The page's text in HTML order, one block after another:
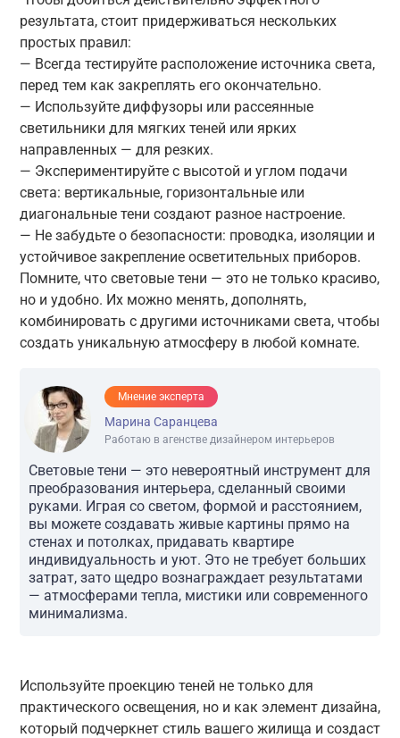
результата, стоит придерживаться нескольких
простых правил:
— Всегда тестируйте расположение источника света,
перед тем как закреплять его окончательно.
— Используйте диффузоры или рассеянные
светильники для мягких теней или ярких
направленных — для резких.
— Экспериментируйте с высотой и углом подачи
света: вертикальные, горизонтальные или
диагональные тени создают разное настроение.
— Не забудьте о безопасности: проводка, изоляции и
устойчивое закрепление осветительных приборов.
Помните, что световые тени — это не только красиво,
но и удобно. Их можно менять, дополнять,
комбинировать с другими источниками света, чтобы
создать уникальную атмосферу в любой комнате.
Мнение эксперта
Марина Саранцева
Работаю в агенстве дизайнером интерьеров
Световые тени — это невероятный инструмент для
преобразования интерьера, сделанный своими
руками. Играя со светом, формой и расстоянием,
вы можете создавать живые картины прямо на
стенах и потолках, придавать квартире
индивидуальность и уют. Это не требует больших
затрат, зато щедро вознаграждает результатами
— атмосферами тепла, мистики или современного
минимализма.
Используйте проекцию теней не только для
практического освещения, но и как элемент дизайна,
который подчеркнет стиль вашего жилища и создаст